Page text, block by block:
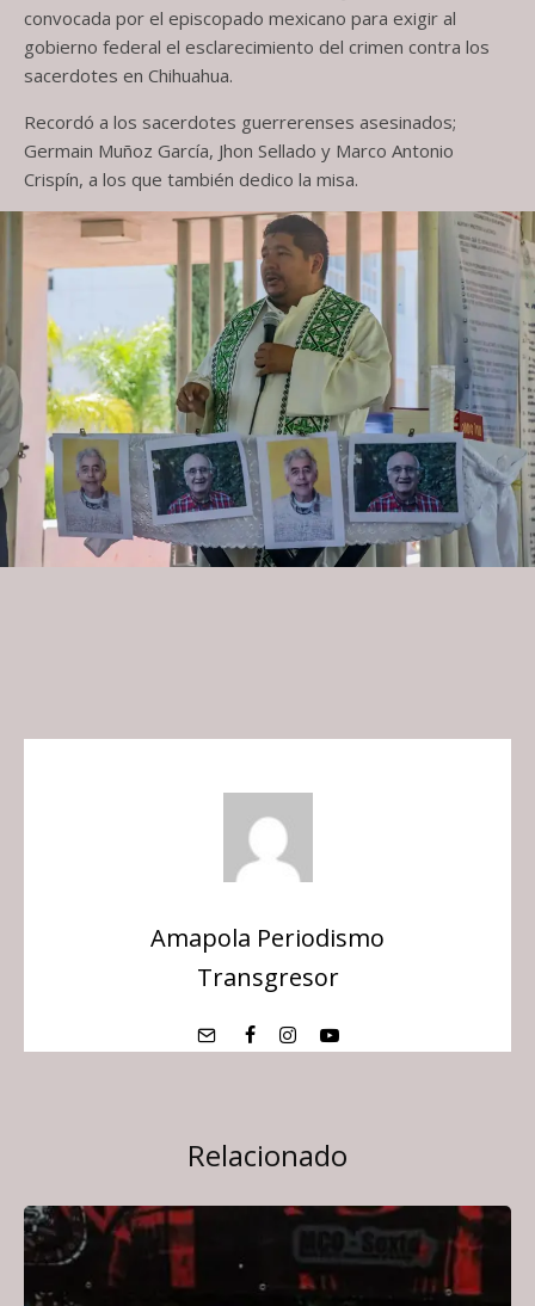
convocada por el episcopado mexicano para exigir al
gobierno federal el esclarecimiento del crimen contra los
sacerdotes en Chihuahua.
Recordó a los sacerdotes guerrerenses asesinados;
Germain Muñoz García, Jhon Sellado y Marco Antonio
Crispín, a los que también dedico la misa.
Amapola Periodismo
Transgresor
Relacionado